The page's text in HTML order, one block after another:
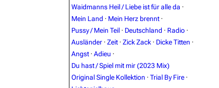
Random page
Discography
Videography
Song list
Merchandise
Waidmanns Heil / Liebe ist für alle da ·
Mein Land · Mein Herz brennt ·
Pussy / Mein Teil · Deutschland · Radio ·
Ausländer · Zeit · Zick Zack · Dicke Titten ·
Angst · Adieu ·
Du hast / Spiel mit mir (2023 Mix)
Original Single Kollektion · Trial By Fire ·